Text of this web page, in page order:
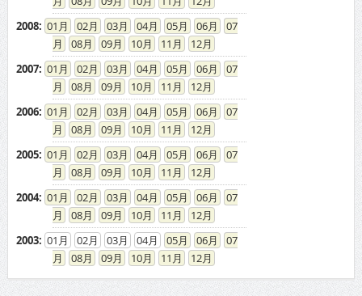
2008: 01 02 03 04 05 06
07
08
09 10 11
12
2007: 01 02 03 04 05 06
07
08
09 10 11
12
2006: 01 02 03 04 05 06
07
08
09 10 11
12
2005: 01 02 03 04 05 06
07
08
09 10 11
12
2004: 01 02 03 04 05 06
07
08
09 10 11
12
2003: 01 02 03 04 05 06
07
08
09 10 11 12